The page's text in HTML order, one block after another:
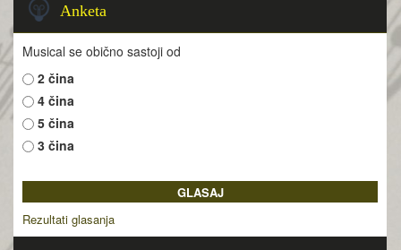
Anketa
Musical se obično sastoji od
2 čina
4 čina
5 čina
3 čina
Rezultati glasanja